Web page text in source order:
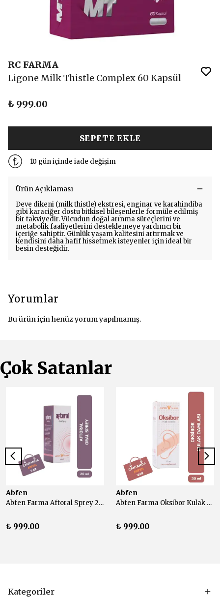
RC FARMA
Ligone Milk Thistle Complex 60 Kapsül
₺ 999.00
SEPETE EKLE
10 gün içinde iade değişim
Ürün Açıklaması
Deve dikeni (milk thistle) ekstresi, enginar ve karahindiba
gibi karaciğer dostu bitkisel bileşenlerle formüle edilmiş
bir takviyedir. Vücudun doğal arınma süreçlerini ve
metabolik faaliyetlerini desteklemeye yardımcı bir
içeriğe sahiptir. Günlük yaşam kalitesini artırmak ve
kendisini daha hafif hissetmek isteyenler için ideal bir
besin desteğidir.
Yorumlar
Bu ürün için henüz yorum yapılmamış.
Çok Satanlar
Abfen
Abfen Farma Aftoral Sprey 20 ml
₺ 999.00
Abfen
Abfen Farma Oksibor Kulak Damlası 30 ml
₺ 999.00
Kategoriler